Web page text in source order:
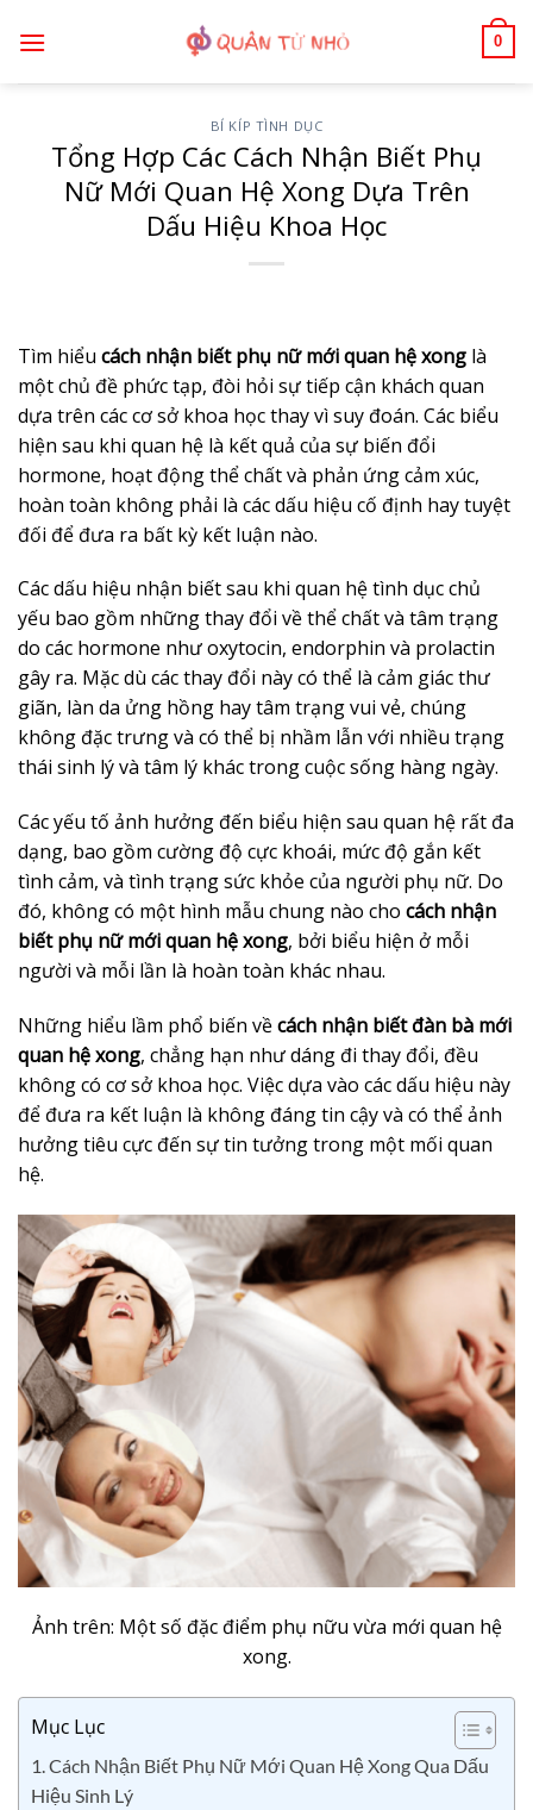
qua
0
BÍ KÍP TÌNH DỤC
Tổng Hợp Các Cách Nhận Biết Phụ
Nữ Mới Quan Hệ Xong Dựa Trên
Dấu Hiệu Khoa Học
Tìm hiểu cách nhận biết phụ nữ mới quan hệ xong là
một chủ đề phức tạp, đòi hỏi sự tiếp cận khách quan
dựa trên các cơ sở khoa học thay vì suy đoán. Các biểu
hiện sau khi quan hệ là kết quả của sự biến đổi
hormone, hoạt động thể chất và phản ứng cảm xúc,
hoàn toàn không phải là các dấu hiệu cố định hay tuyệt
đối để đưa ra bất kỳ kết luận nào.
Các dấu hiệu nhận biết sau khi quan hệ tình dục chủ
yếu bao gồm những thay đổi về thể chất và tâm trạng
do các hormone như oxytocin, endorphin và prolactin
gây ra. Mặc dù các thay đổi này có thể là cảm giác thư
giãn, làn da ửng hồng hay tâm trạng vui vẻ, chúng
không đặc trưng và có thể bị nhầm lẫn với nhiều trạng
thái sinh lý và tâm lý khác trong cuộc sống hàng ngày.
Các yếu tố ảnh hưởng đến biểu hiện sau quan hệ rất đa
dạng, bao gồm cường độ cực khoái, mức độ gắn kết
tình cảm, và tình trạng sức khỏe của người phụ nữ. Do
đó, không có một hình mẫu chung nào cho cách nhận
biết phụ nữ mới quan hệ xong, bởi biểu hiện ở mỗi
người và mỗi lần là hoàn toàn khác nhau.
Những hiểu lầm phổ biến vềcách nhận biết đàn bà mới
quan hệ xong, chẳng hạn như dáng đi thay đổi, đều
không có cơ sở khoa học. Việc dựa vào các dấu hiệu này
để đưa ra kết luận là không đáng tin cậy và có thể ảnh
hưởng tiêu cực đến sự tin tưởng trong một mối quan
hệ.
Ảnh trên: Một số đặc điểm phụ nữu vừa mới quan hệ
xong.
Mục Lục
1. Cách Nhận Biết Phụ Nữ Mới Quan Hệ Xong Qua Dấu
Hiệu Sinh Lý